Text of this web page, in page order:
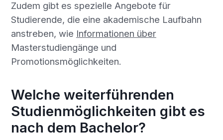
Zudem gibt es spezielle Angebote für
Studierende, die eine akademische Laufbahn
anstreben, wie Informationen über
Masterstudiengänge und
Promotionsmöglichkeiten.
Welche weiterführenden
Studienmöglichkeiten gibt es
nach dem Bachelor?